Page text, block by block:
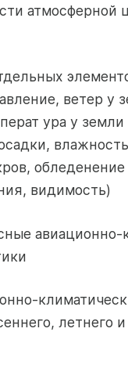
атмосферной
ветер у
ура у земли
обледенение
видимость)
авиационно-
летнего